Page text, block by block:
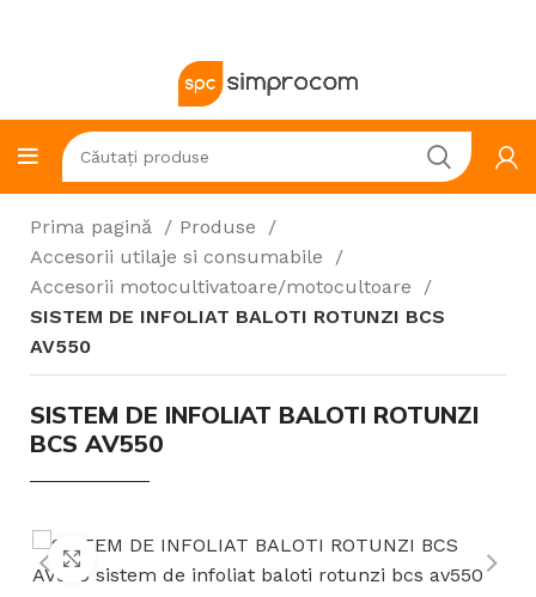
Prima pagină
Produse
Accesorii utilaje si consumabile
Accesorii motocultivatoare/motocultoare
SISTEM DE INFOLIAT BALOTI ROTUNZI BCS
AV550
SISTEM DE INFOLIAT BALOTI ROTUNZI
BCS AV550